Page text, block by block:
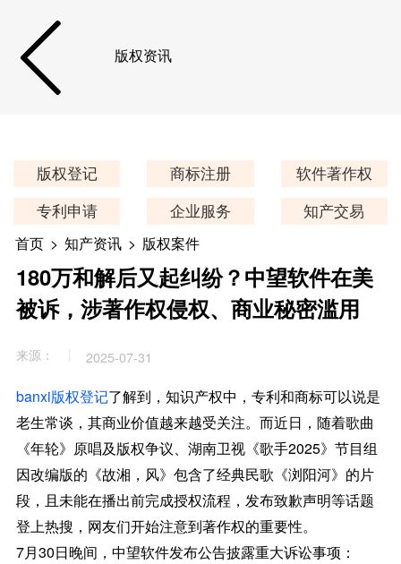
版权资讯
版权登记 商标注册
软件著作权
专利申请
企业服务 知产交易
首页 > 知产资讯 > 版权案件
180万和解后又起纠纷？中望软件在美
被诉，涉著作权侵权、商业秘密滥用
来源： 2025-07-31
banxi版权登记了解到，知识产权中，专利和商标可以说是
老生常谈，其商业价值越来越受关注。而近日，随着歌曲
《年轮》原唱及版权争议、湖南卫视《歌手2025》节目组
因改编版的《故湘，风》包含了经典民歌《浏阳河》的片
段，且未能在播出前完成授权流程，发布致歉声明等话题
登上热搜，网友们开始注意到著作权的重要性。
7月30日晚间，中望软件发布公告披露重大诉讼事项：